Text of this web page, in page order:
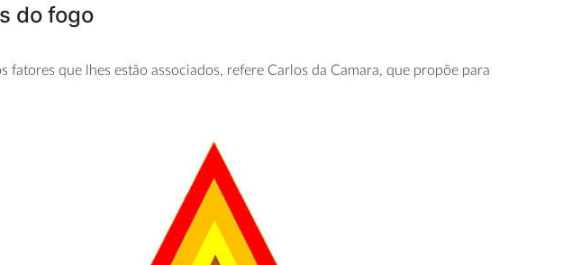
do fogo
que lhes estão associados, refere Carlos da Camara, que propõe para